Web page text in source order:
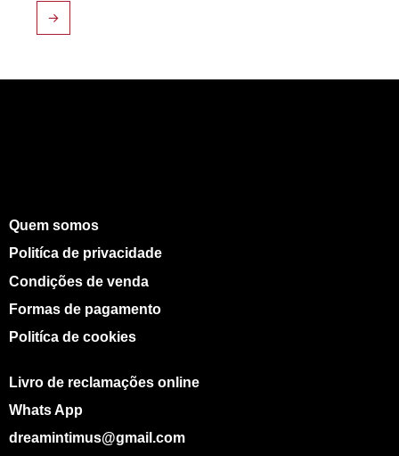
→
Quem somos
Politíca de privacidade
Condições de venda
Formas de pagamento
Politíca de cookies
Livro de reclamações online
Whats App
dreamintimus@gmail.com